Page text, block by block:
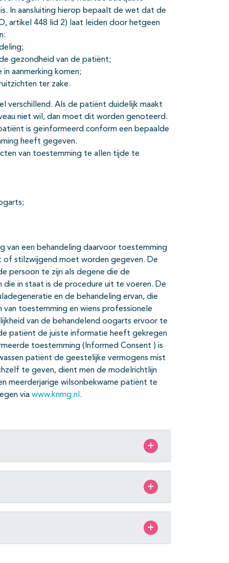
In aansluiting hierop bepaalt de wet dat de
artikel 448 lid 2) laat leiden door hetgeen
gezondheid van de patiënt;
aanmerking komen;
ter zake.
verschillend. Als de patiënt duidelijk maakt
niet wil, dan moet dit worden genoteerd.
is geïnformeerd conform een bepaalde
heeft gegeven.
van toestemming te allen tijde te
van een behandeling daarvoor toestemming
stilzwijgend moet worden gegeven. De
persoon te zijn als degene die de
in staat is de procedure uit te voeren. De
en de behandeling ervan, die
toestemming en wiens professionele
van de behandelend oogarts ervoor te
patiënt de juiste informatie heeft gekregen
toestemming (Informed Consent ) is
patiënt de geestelijke vermogens mist
te geven, dient men de modelrichtlijn
meerderjarige wilsonbekwame patiënt te
via www.knmg.nl.